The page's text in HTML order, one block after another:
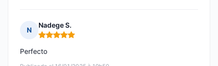
N
Nadege S.
Nota: 5 de 5
Perfecto